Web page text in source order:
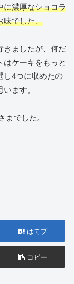
に濃厚なショコラ
味でした。
きましたが、何だ
ケーキをもっと
し4つに収めたの
ます。
でした。
はてブ
コピー